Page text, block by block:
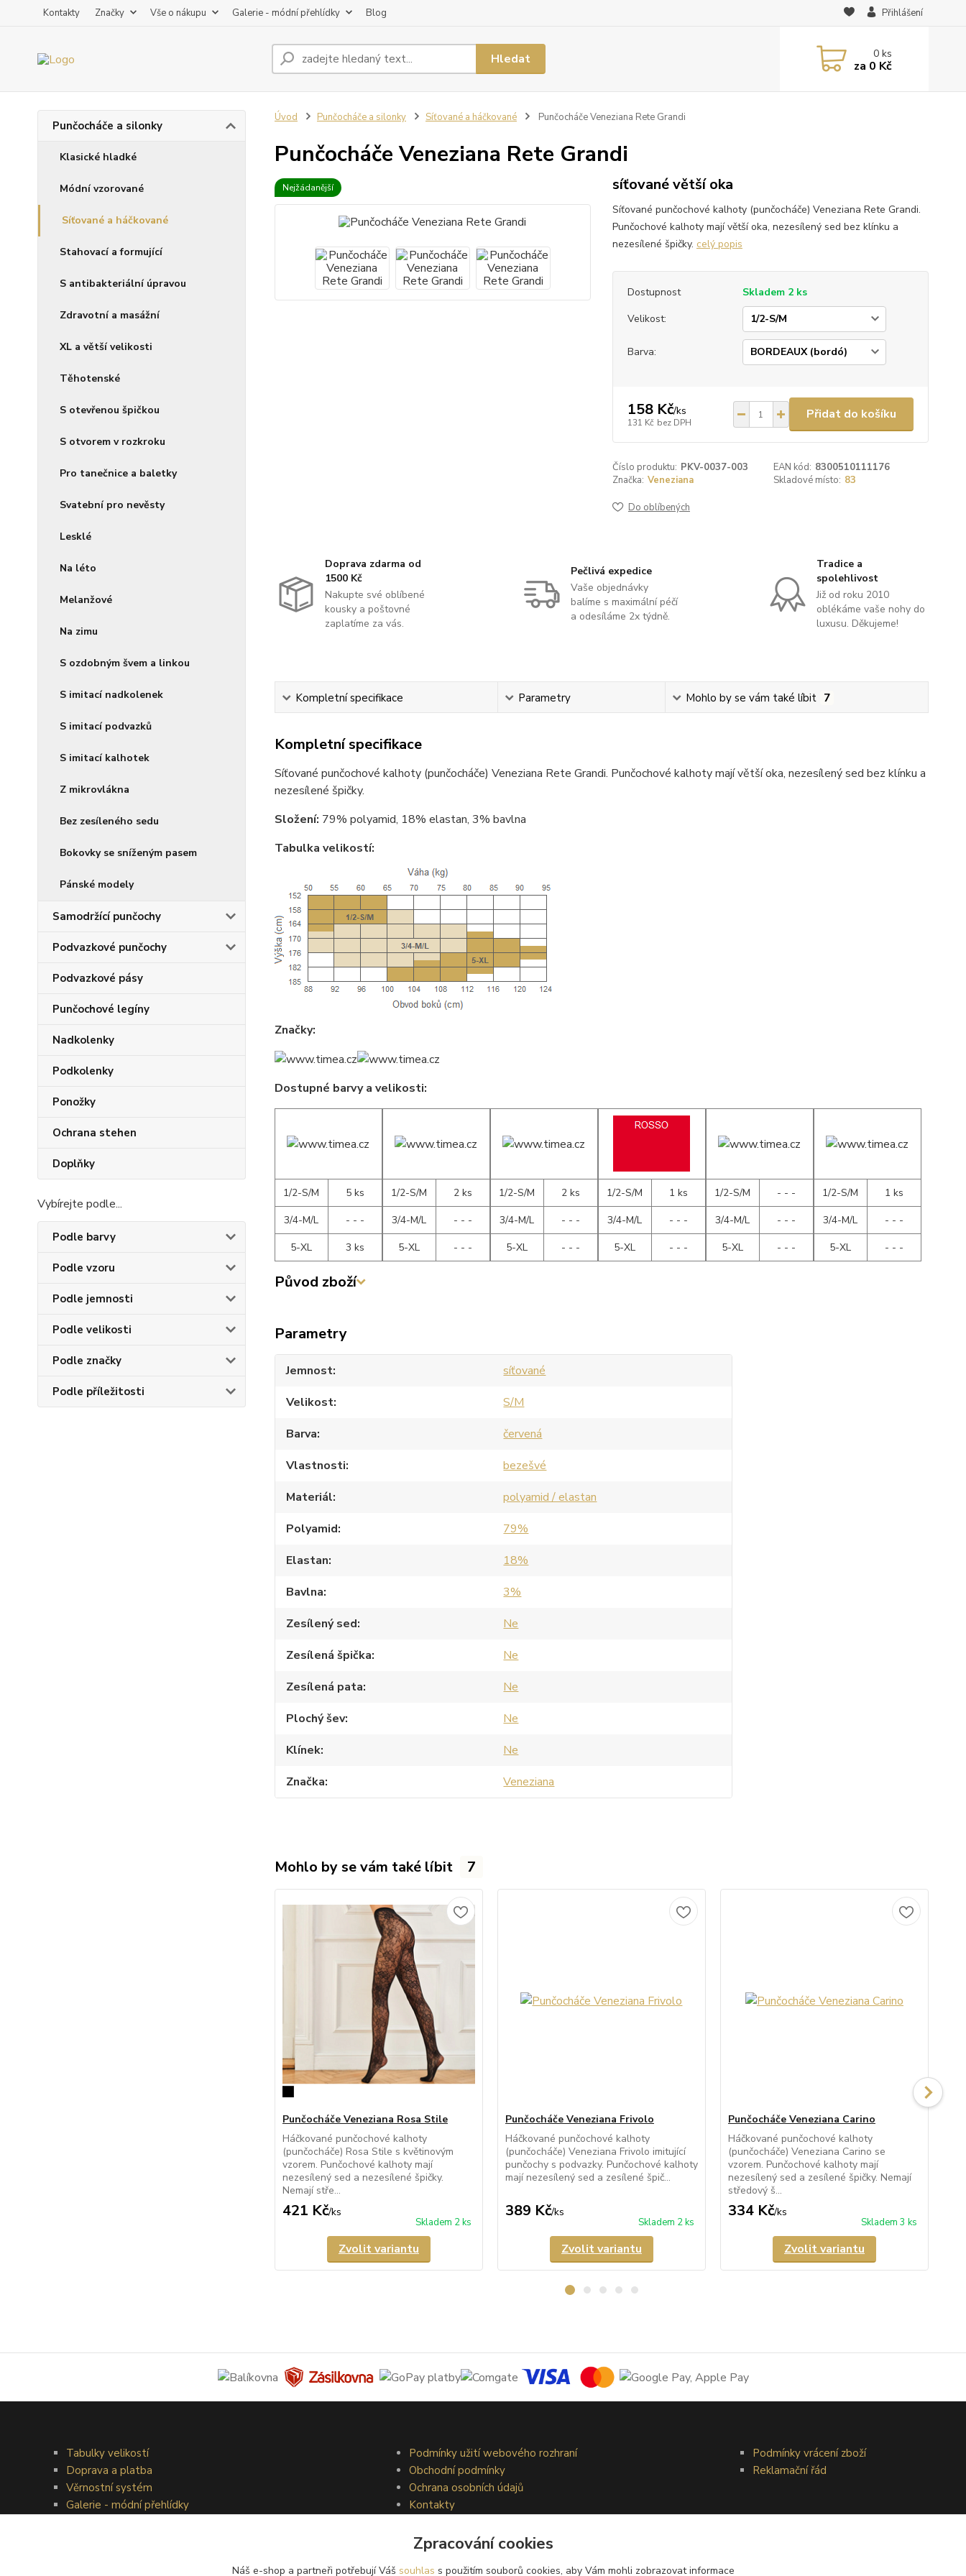
Kontakty Značky Vše o nákupu Galerie - módní přehlídky Blog Přihlášení
Hledat 0ks
za 0 Kč
Punčocháče a silonky
Klasické hladké
Módní vzorované
Síťované a háčkované
Stahovací a formující
S antibakteriální úpravou
Zdravotní a masážní
XL a větší velikosti
Těhotenské
S otevřenou špičkou
S otvorem v rozkroku
Pro tanečnice a baletky
Svatební pro nevěsty
Lesklé
Na léto
Melanžové
Na zimu
S ozdobným švem a linkou
S imitací nadkolenek
S imitací podvazků
S imitací kalhotek
Z mikrovlákna
Bez zesíleného sedu
Bokovky se sníženým pasem
Pánské modely
Samodržící punčochy
Podvazkové punčochy
Podvazkové pásy
Punčochové legíny
Nadkolenky
Podkolenky
Ponožky
Ochrana stehen
Doplňky
Vybírejte podle...
Podle barvy
Podle vzoru
Podle jemnosti
Podle velikosti
Podle značky
Podle příležitosti
Úvod Punčocháče a silonky Síťované a háčkované Punčocháče Veneziana Rete Grandi
Punčocháče Veneziana Rete Grandi
Nejžádanější síťované větší oka
Síťované punčochové kalhoty (punčocháče) Veneziana Rete Grandi.
Punčochové kalhoty mají větší oka, nezesílený sed bez klínku a
nezesílené špičky. celý popis
Dostupnost
Skladem 2 ks
Velikost:
Barva:
158 Kč/ks
131 Kč bez DPH
Přidat do košíku
Číslo produktu: PKV-0037-003 EAN kód: 8300510111176
Značka: Veneziana Skladové místo: 83
Do oblíbených
Doprava zdarma od
1500 Kč
Nakupte své oblíbené
kousky a poštovné
zaplatíme za vás.
Pečlivá expedice
Vaše objednávky
balíme s maximální péčí
a odesíláme 2x týdně.
Tradice a
spolehlivost
Již od roku 2010
oblékáme vaše nohy do
luxusu. Děkujeme!
Kompletní specifikace Parametry Mohlo by se vám také líbit 7
Kompletní specifikace
Síťované punčochové kalhoty (punčocháče) Veneziana Rete Grandi. Punčochové kalhoty mají větší oka, nezesílený sed bez klínku a
nezesílené špičky.
Složení: 79% polyamid, 18% elastan, 3% bavlna
Tabulka velikostí:
Značky:
Dostupné barvy a velikosti:
1/2-S/M
5 ks
3/4-M/L
- - -
5-XL
3 ks
1/2-S/M
2 ks
3/4-M/L
- - -
5-XL
- - -
1/2-S/M
2 ks
3/4-M/L
- - -
5-XL
- - -
1/2-S/M
1 ks
3/4-M/L
- - -
5-XL
- - -
1/2-S/M
- - -
3/4-M/L
- - -
5-XL
- - -
1/2-S/M
1 ks
3/4-M/L
- - -
5-XL
- - -
Původ zboží
Parametry
Jemnost
síťované
Velikost
S/M
Barva
červená
Vlastnosti
bezešvé
Materiál
polyamid / elastan
Polyamid
79%
Elastan
18%
Bavlna
3%
Zesílený sed
Ne
Zesílená špička
Ne
Zesílená pata
Ne
Plochý šev
Ne
Klínek
Ne
Značka
Veneziana
Mohlo by se vám také líbit 7
Punčocháče Veneziana Rosa Stile
Háčkované punčochové kalhoty
(punčocháče) Rosa Stile s květinovým
vzorem. Punčochové kalhoty mají
nezesílený sed a nezesílené špičky.
Nemají stře...
421 Kč/ks
Skladem 2 ks
Zvolit variantu
Punčocháče Veneziana Frivolo
Háčkované punčochové kalhoty
(punčocháče) Veneziana Frivolo imitující
punčochy s podvazky. Punčochové kalhoty
mají nezesílený sed a zesílené špič...
389 Kč/ks
Skladem 2 ks
Zvolit variantu
Punčocháče Veneziana Carino
Háčkované punčochové kalhoty
(punčocháče) Veneziana Carino se
vzorem. Punčochové kalhoty mají
nezesílený sed a zesílené špičky. Nemají
středový š...
334 Kč/ks
Skladem 3 ks
Zvolit variantu
Tabulky velikostí
Doprava a platba
Věrnostní systém
Galerie - módní přehlídky
Podmínky užití webového rozhraní
Obchodní podmínky
Ochrana osobních údajů
Kontakty
Podmínky vrácení zboží
Reklamační řád
Zpracování cookies
Náš e-shop a partneři potřebují Váš souhlas s použitím souborů cookies, aby Vám mohli zobrazovat informace